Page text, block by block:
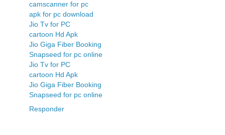
camscanner for pc
apk for pc download
Jio Tv for PC
cartoon Hd Apk
Jio Giga Fiber Booking
Snapseed for pc online
Jio Tv for PC
cartoon Hd Apk
Jio Giga Fiber Booking
Snapseed for pc online
Responder